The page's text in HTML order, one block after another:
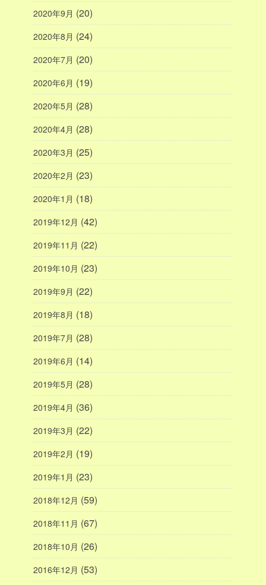
2020年9月 (20)
2020年8月 (24)
2020年7月 (20)
2020年6月 (19)
2020年5月 (28)
2020年4月 (28)
2020年3月 (25)
2020年2月 (23)
2020年1月 (18)
2019年12月 (42)
2019年11月 (22)
2019年10月 (23)
2019年9月 (22)
2019年8月 (18)
2019年7月 (28)
2019年6月 (14)
2019年5月 (28)
2019年4月 (36)
2019年3月 (22)
2019年2月 (19)
2019年1月 (23)
2018年12月 (59)
2018年11月 (67)
2018年10月 (26)
2016年12月 (53)